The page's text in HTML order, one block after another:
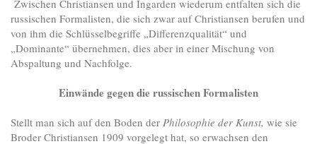
Zwischen Christiansen und Ingarden wiederum entfalten sich die
russischen Formalisten, die sich zwar auf Christiansen berufen und
von ihm die Schlüsselbegriffe „Differenzqualität“ und
„Dominante“ übernehmen, dies aber in einer Mischung von
Abspaltung und Nachfolge.
Einwände gegen die russischen Formalisten
Stellt man sich auf den Boden der Philosophie der Kunst, wie sie
Broder Christiansen 1909 vorgelegt hat, so erwachsen den